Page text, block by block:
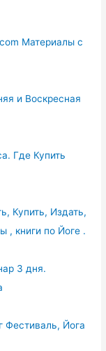
Материалы с
и Воскресная
Где Купить
Купить, Издать,
, книги по Йоге .
3 дня.
Фестиваль, Йога